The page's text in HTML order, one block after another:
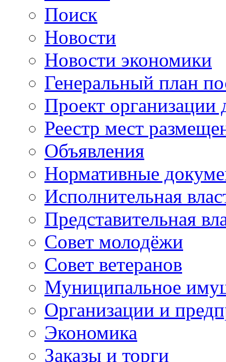
Поиск
Новости
Новости экономики
Генеральный план
Проект
Реестр мест
Объявления
Нормативные
Исполнительная
Представительная
Совет молодёжи
Совет ветеранов
Муниципальное
Организации и
Экономика
Заказы и торги